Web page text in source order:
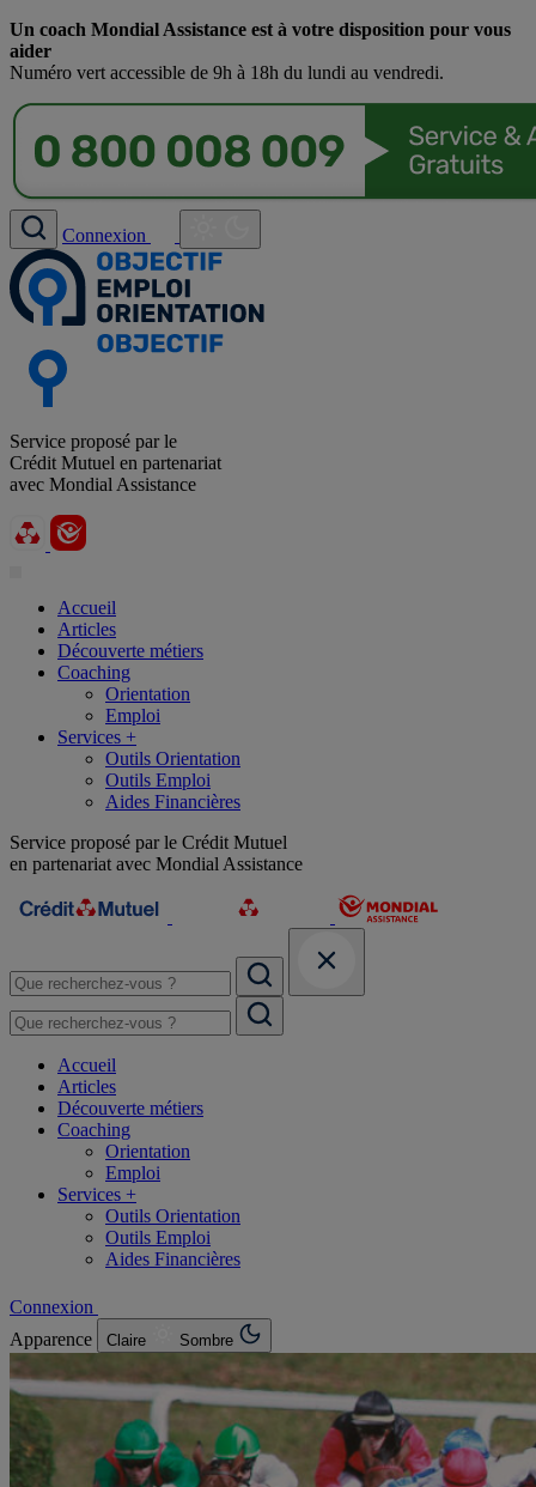
Un coach Mondial Assistance est à votre disposition pour vous
aider
Numéro vert accessible de 9h à 18h du lundi au vendredi.
Connexion
Service proposé par le
Crédit Mutuel en partenariat
avec Mondial Assistance
Accueil
Articles
Découverte métiers
Coaching
Orientation
Emploi
Services +
Outils Orientation
Outils Emploi
Aides Financières
Service proposé par le Crédit Mutuel
en partenariat avec Mondial Assistance
Accueil
Articles
Découverte métiers
Coaching
Orientation
Emploi
Services +
Outils Orientation
Outils Emploi
Aides Financières
Connexion
Apparence
Claire Sombre